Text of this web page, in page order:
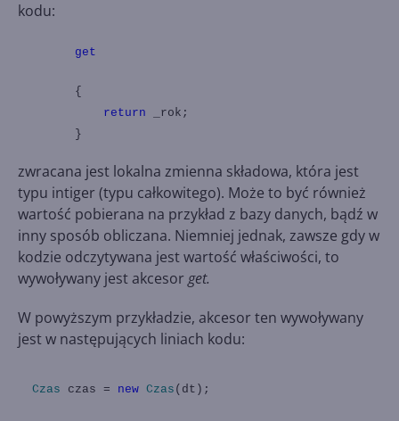
kodu:
get
{
return _rok;
}
zwracana jest lokalna zmienna składowa, która jest
typu intiger (typu całkowitego). Może to być również
wartość pobierana na przykład z bazy danych, bądź w
inny sposób obliczana. Niemniej jednak, zawsze gdy w
kodzie odczytywana jest wartość właściwości, to
wywoływany jest akcesor get.
W powyższym przykładzie, akcesor ten wywoływany
jest w następujących liniach kodu:
Czas czas = new Czas (dt);